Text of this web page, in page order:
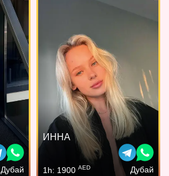
Дубай
ИННА
1h: 1900AED Дубай